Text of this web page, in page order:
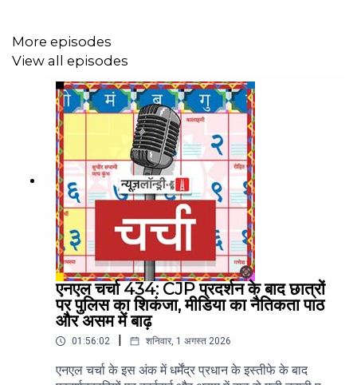
More episodes
View all episodes
एनएल चर्चा 434: CJP प्रदर्शन के बाद छात्रों
पर पुलिस का शिकंजा, मीडिया का नैतिकता पाठ
और असम में बाढ़
01:56:02 शनिवार, 1 अगस्त 2026
एनएल चर्चा के इस अंक में धर्मेंद्र प्रधान के इस्तीफे के बाद